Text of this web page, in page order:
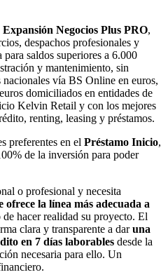
Negocios Plus PRO,
despachos profesionales y
para saldos superiores a 6.000
y mantenimiento, sin
vía BS Online en euros,
domiciliados en entidades de
Kelvin Retail y con los mejores
renting, leasing y préstamos.
preferentes en el Préstamo Inicio,
de la inversión para poder
o profesional y necesita
ofrece la línea más adecuada a
hacer realidad su proyecto. El
clara y transparente a daruna
en 7 días laborables desde la
necesaria para ello. Un